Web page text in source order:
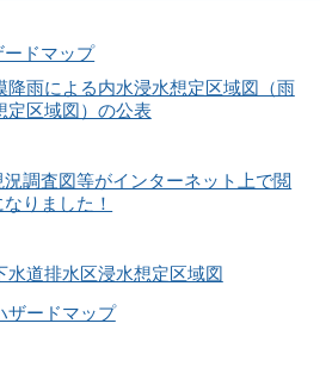
ードマップ
降雨による内水浸水想定区域図（雨
定区域図）の公表
調査図等がインターネット上で閲
りました！
水道排水区浸水想定区域図
ザードマップ